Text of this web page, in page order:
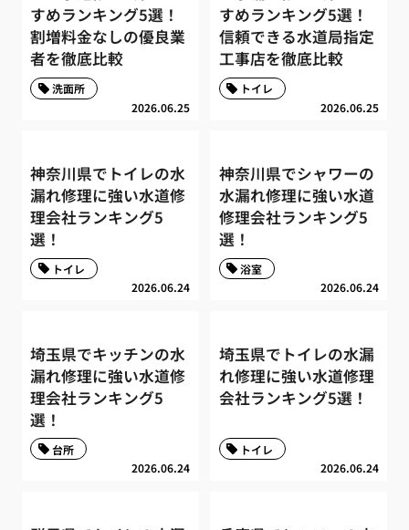
すめランキング5選！
割増料金なしの優良業
者を徹底比較
2026.06.25
洗面所
すめランキング5選！
信頼できる水道局指定
工事店を徹底比較
2026.06.25
トイレ
神奈川県でトイレの水
漏れ修理に強い水道修
理会社ランキング5
選！
2026.06.24
トイレ
神奈川県でシャワーの
水漏れ修理に強い水道
修理会社ランキング5
選！
2026.06.24
浴室
埼玉県でキッチンの水
漏れ修理に強い水道修
理会社ランキング5
選！
2026.06.24
台所
埼玉県でトイレの水漏
れ修理に強い水道修理
会社ランキング5選！
2026.06.24
トイレ